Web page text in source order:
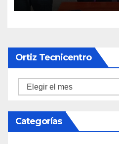
Ortiz Tecnicentro
Ortiz
Categorías